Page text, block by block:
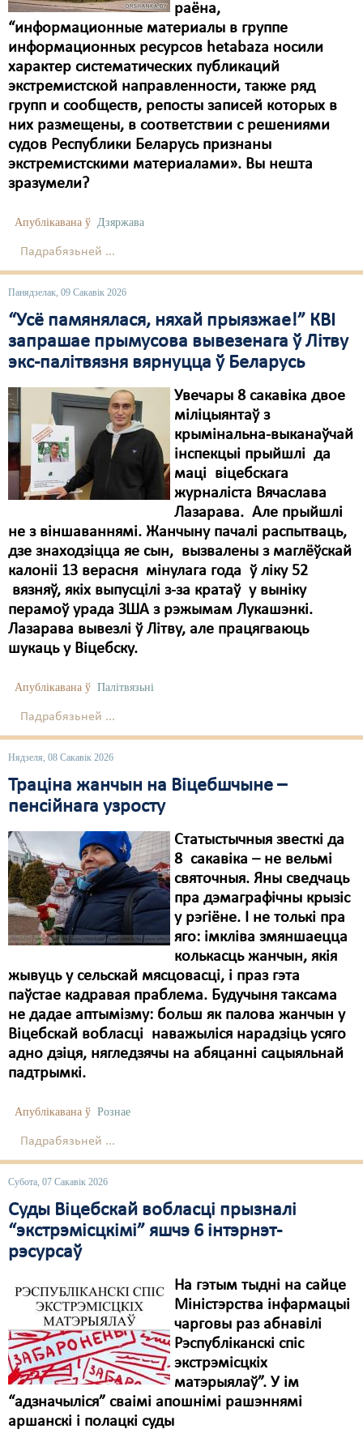
раёна,
“информационные материалы в группе
информационных ресурсов hetabaza носили
характер систематических публикаций
экстремистской направленности, также ряд
групп и сообществ, репосты записей которых в
них размещены, в соответствии с решениями
судов Республики Беларусь признаны
экстремистскими материалами». Вы нешта
зразумели?
Апублікавана ў Дзяржава
Падрабязьней ...
Панядзелак, 09 Сакавік 2026
“Усё памянялася, няхай прыязжае!” КВІ
запрашае прымусова вывезенага ў Літву
экс-палітвязня вярнуцца ў Беларусь
Увечары 8 сакавіка двое
міліцыянтаў з
крымінальна-выканаўчай
інспекцыі прыйшлі да
маці віцебскага
журналіста Вячаслава
Лазарава. Але прыйшлі
не з віншаваннямі. Жанчыну пачалі распытваць,
дзе знаходзіцца яе сын, вызвалены з маглёўскай
калоніі 13 верасня мінулага года ў ліку 52
вязняў, якіх выпусцілі з-за кратаў у выніку
перамоў урада ЗША з рэжымам Лукашэнкі.
Лазарава вывезлі ў Літву, але працягваюць
шукаць у Віцебску.
Апублікавана ў Палітвязьні
Падрабязьней ...
Нядзеля, 08 Сакавік 2026
Траціна жанчын на Віцебшчыне –
пенсійнага узросту
Статыстычныя звесткі да
8 сакавіка – не вельмі
святочныя. Яны сведчаць
пра дэмаграфічны крызіс
у рэгіёне. І не толькі пра
яго: імкліва змяншаецца
колькасць жанчын, якія
жывуць у сельскай мясцовасці, і праз гэта
паўстае кадравая праблема. Будучыня таксама
не дадае аптымізму: больш як палова жанчын у
Віцебскай вобласці наважыліся нарадзіць усяго
адно дзіця, нягледзячы на абяцанні сацыяльнай
падтрымкі.
Апублікавана ў Рознае
Падрабязьней ...
Субота, 07 Сакавік 2026
Суды Віцебскай вобласці прызналі
“экстрэмісцкімі” яшчэ 6 інтэрнэт-
рэсурсаў
На гэтым тыдні на сайце
Міністэрства інфармацыі
чарговы раз абнавілі
Рэспубліканскі спіс
экстрэмісцкіх
матэрыялаў”. У ім
“адзначыліся” сваімі апошнімі рашэннямі
аршанскі і полацкі суды